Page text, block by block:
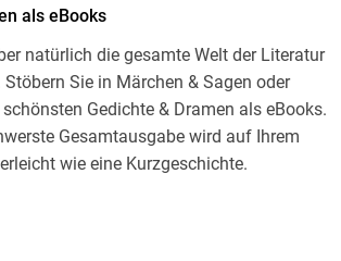
als eBooks
natürlich die gesamte Welt der Literatur
Sie in Märchen & Sagen oder
Gedichte & Dramen als eBooks.
Gesamtausgabe wird auf Ihrem
wie eine Kurzgeschichte.